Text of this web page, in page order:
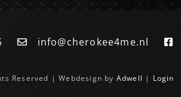
info@cherokee4me.nl
Reserved | Webdesign by Adwell | Login